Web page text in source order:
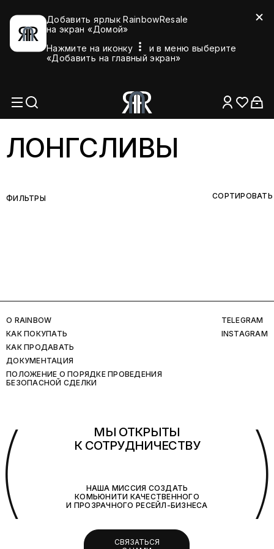
Добавить ярлык RainbowResale
на экран «Домой»
Нажмите на иконку
и в меню выберите
«Добавить на главный экран»
ЛОНГСЛИВЫ
ФИЛЬТРЫ СОРТИРОВАТЬ
O RAINBOW
КАК ПОКУПАТЬ
КАК ПРОДАВАТЬ
ДОКУМЕНТАЦИЯ
ПОЛОЖЕНИЕ О ПОРЯДКЕ ПРОВЕДЕНИЯ
БЕЗОПАСНОЙ СДЕЛКИ
TELEGRAM
INSTAGRAM
МЫ ОТКРЫТЫ
К СОТРУДНИЧЕСТВУ
НАША МИССИЯ СОЗДАТЬ
КОМЬЮНИТИ КАЧЕСТВЕННОГО
И ПРОЗРАЧНОГО РЕСЕЙЛ-БИЗНЕСА
СВЯЗАТЬСЯ